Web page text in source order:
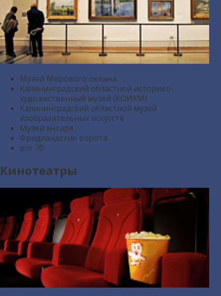
Музей Мирового океана
Калининградский областной историко-
художественный музей (КОИХМ)
Калининградский областной музей
изобразительных искусств
Музей янтаря
Фридландские ворота
все 70
Кинотеатры